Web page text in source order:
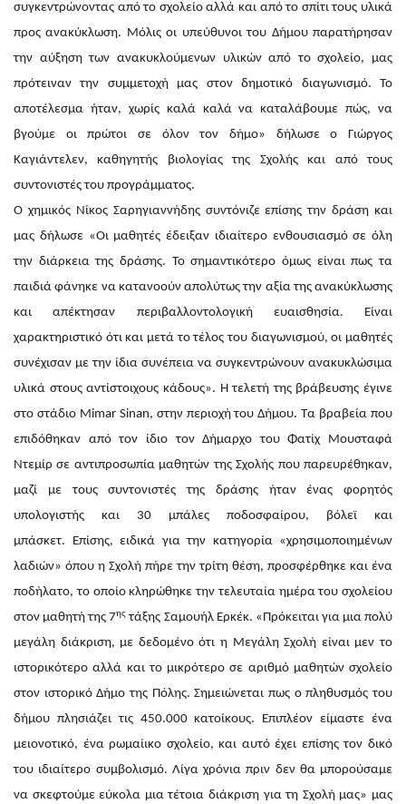
συγκεντρώνοντας από το σχολείο αλλά και από το σπίτι τους υλικά
προς ανακύκλωση. Μόλις οι υπεύθυνοι του Δήμου παρατήρησαν
την αύξηση των ανακυκλούμενων υλικών από το σχολείο, μας
πρότειναν την συμμετοχή μας στον δημοτικό διαγωνισμό. Το
αποτέλεσμα ήταν, χωρίς καλά καλά να καταλάβουμε πώς, να
βγούμε οι πρώτοι σε όλον τον δήμο» δήλωσε ο Γιώργος
Καγιάντελεν, καθηγητής βιολογίας της Σχολής και από τους
συντονιστές του προγράμματος.
Ο χημικός Νίκος Σαρηγιαννήδης συντόνιζε επίσης την δράση και
μας δήλωσε «Οι μαθητές έδειξαν ιδιαίτερο ενθουσιασμό σε όλη
την διάρκεια της δράσης. Το σημαντικότερο όμως είναι πως τα
παιδιά φάνηκε να κατανοούν απολύτως την αξία της ανακύκλωσης
και απέκτησαν περιβαλλοντολογική ευαισθησία. Είναι
χαρακτηριστικό ότι και μετά το τέλος του διαγωνισμού, οι μαθητές
συνέχισαν με την ίδια συνέπεια να συγκεντρώνουν ανακυκλώσιμα
υλικά στους αντίστοιχους κάδους». Η τελετή της βράβευσης έγινε
στο στάδιο Mimar Sinan, στην περιοχή του Δήμου. Τα βραβεία που
επιδόθηκαν από τον ίδιο τον Δήμαρχο του Φατίχ Μουσταφά
Ντεμίρ σε αντιπροσωπία μαθητών της Σχολής που παρευρέθηκαν,
μαζί με τους συντονιστές της δράσης ήταν ένας φορητός
υπολογιστής και 30 μπάλες ποδοσφαίρου, βόλεϊ και
μπάσκετ. Επίσης, ειδικά για την κατηγορία «χρησιμοποιημένων
λαδιών» όπου η Σχολή πήρε την τρίτη θέση, προσφέρθηκε και ένα
ποδήλατο, το οποίο κληρώθηκε την τελευταία ημέρα του σχολείου
στον μαθητή της 7ηςτάξης Σαμουήλ Ερκέκ. «Πρόκειται για μια πολύ
μεγάλη διάκριση, με δεδομένο ότι η Μεγάλη Σχολή είναι μεν το
ιστορικότερο αλλά και το μικρότερο σε αριθμό μαθητών σχολείο
στον ιστορικό Δήμο της Πόλης. Σημειώνεται πως ο πληθυσμός του
δήμου πλησιάζει τις 450.000 κατοίκους. Επιπλέον είμαστε ένα
μειονοτικό, ένα ρωμαίικο σχολείο, και αυτό έχει επίσης τον δικό
του ιδιαίτερο συμβολισμό. Λίγα χρόνια πριν δεν θα μπορούσαμε
να σκεφτούμε εύκολα μια τέτοια διάκριση για τη Σχολή μας» μας